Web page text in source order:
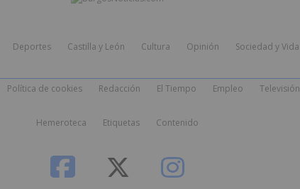
Deportes Castilla y León Cultura Opinión Sociedad y Vida
Política de cookies Redacción El Tiempo Empleo Televisión
Hemeroteca Etiquetas Contenido